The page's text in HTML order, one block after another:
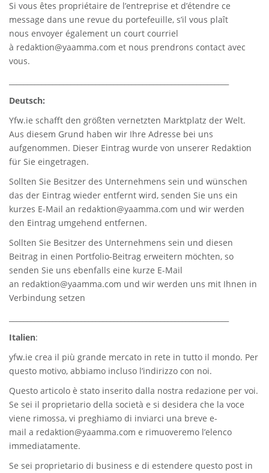
Si vous êtes propriétaire de l’entreprise et d’étendre ce
message dans une revue du portefeuille, s’il vous plaît
nous envoyer également un court courriel
à redaktion@yaamma.com et nous prendrons contact avec
vous.
Deutsch:
Yfw.ie schafft den größten vernetzten Marktplatz der Welt.
Aus diesem Grund haben wir Ihre Adresse bei uns
aufgenommen. Dieser Eintrag wurde von unserer Redaktion
für Sie eingetragen.
Sollten Sie Besitzer des Unternehmens sein und wünschen
das der Eintrag wieder entfernt wird, senden Sie uns ein
kurzes E-Mail an redaktion@yaamma.com und wir werden
den Eintrag umgehend entfernen.
Sollten Sie Besitzer des Unternehmens sein und diesen
Beitrag in einen Portfolio-Beitrag erweitern möchten, so
senden Sie uns ebenfalls eine kurze E-Mail
an redaktion@yaamma.com und wir werden uns mit Ihnen in
Verbindung setzen
Italien:
yfw.ie crea il più grande mercato in rete in tutto il mondo. Per
questo motivo, abbiamo incluso l’indirizzo con noi.
Questo articolo è stato inserito dalla nostra redazione per voi.
Se sei il proprietario della società e si desidera che la voce
viene rimossa, vi preghiamo di inviarci una breve e-
mail a redaktion@yaamma.com e rimuoveremo l’elenco
immediatamente.
Se sei proprietario di business e di estendere questo post in